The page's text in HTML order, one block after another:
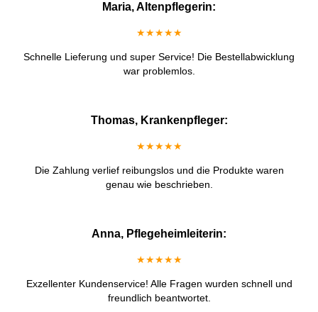
Maria, Altenpflegerin:
★★★★★
Schnelle Lieferung und super Service! Die Bestellabwicklung
war problemlos.
Thomas, Krankenpfleger:
★★★★★
Die Zahlung verlief reibungslos und die Produkte waren
genau wie beschrieben.
Anna, Pflegeheimleiterin:
★★★★★
Exzellenter Kundenservice! Alle Fragen wurden schnell und
freundlich beantwortet.